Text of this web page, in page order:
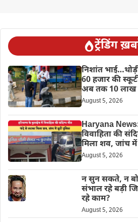
ट्रेंडिंग
निशांत
60 हजार की
अब तक 10 लाख
August 5, 2026
Haryana
विवाहिता की
मिला शव, जांच
August 5, 2026
न सुन सकते, न
संभाल रहे बड़ी
रहे काम?
August 5, 2026